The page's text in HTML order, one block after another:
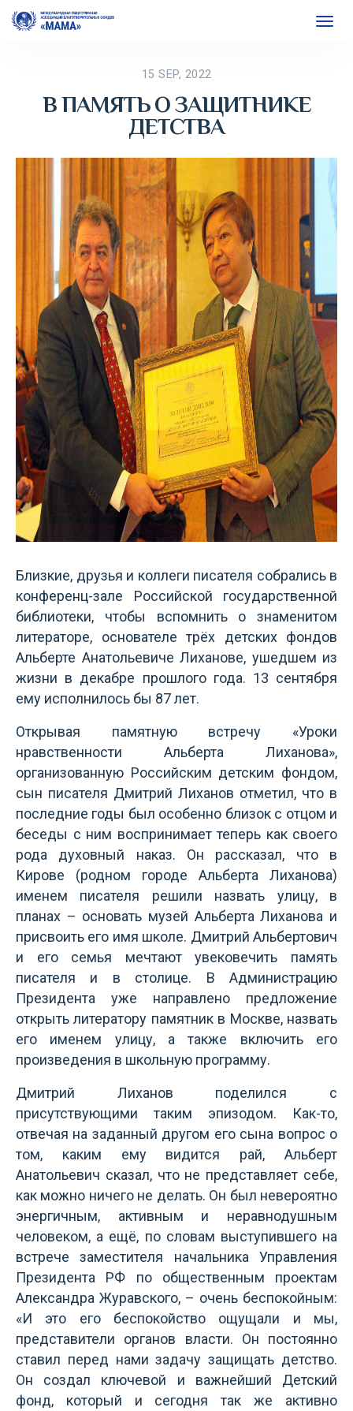
15 SEP, 2022
В ПАМЯТЬ О ЗАЩИТНИКЕ
ДЕТСТВА
Близкие, друзья и коллеги писателя собрались в
конференц-зале Российской государственной
библиотеки, чтобы вспомнить о знаменитом
литераторе, основателе трёх детских фондов
Альберте Анатольевиче Лиханове, ушедшем из
жизни в декабре прошлого года. 13 сентября
ему исполнилось бы 87 лет.
Открывая памятную встречу «Уроки
нравственности Альберта Лиханова»,
организованную Российским детским фондом,
сын писателя Дмитрий Лиханов отметил, что в
последние годы был особенно близок с отцом и
беседы с ним воспринимает теперь как своего
рода духовный наказ. Он рассказал, что в
Кирове (родном городе Альберта Лиханова)
именем писателя решили назвать улицу, в
планах – основать музей Альберта Лиханова и
присвоить его имя школе. Дмитрий Альбертович
и его семья мечтают увековечить память
писателя и в столице. В Администрацию
Президента уже направлено предложение
открыть литератору памятник в Москве, назвать
его именем улицу, а также включить его
произведения в школьную программу.
Дмитрий Лиханов поделился с
присутствующими таким эпизодом. Как-то,
отвечая на заданный другом его сына вопрос о
том, каким ему видится рай, Альберт
Анатольевич сказал, что не представляет себе,
как можно ничего не делать. Он был невероятно
энергичным, активным и неравнодушным
человеком, а ещё, по словам выступившего на
встрече заместителя начальника Управления
Президента РФ по общественным проектам
Александра Журавского, – очень беспокойным:
«И это его беспокойство ощущали и мы,
представители органов власти. Он постоянно
ставил перед нами задачу защищать детство.
Он создал ключевой и важнейший Детский
фонд, который и сегодня так же активно